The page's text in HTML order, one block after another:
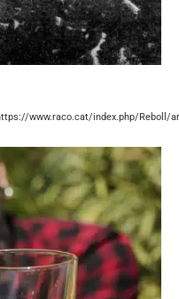
www.raco.cat/index.php/Reboll/